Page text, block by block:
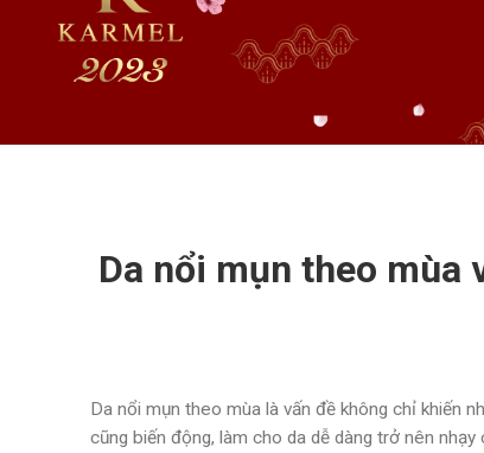
Da nổi mụn theo mùa
Da nổi mụn theo mùa là vấn đề không chỉ khiến
cũng biến động, làm cho da dễ dàng trở nên